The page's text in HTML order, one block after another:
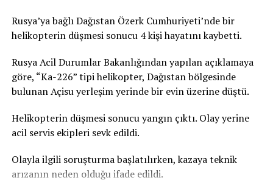
kente yakın çevresindeki cenaze salonlarında da
yoğunluk yaşandığını kaydetti. Fransa’daki acil sağlık
gün aşırı sıcaklardan etkilendiği değerlendirilen 109 kişi
yaşamını yitirmişti. Bu sayının yalnızca ev ve kamusal
alanda hayatını kaybedenleri kapsadığı bildirilmişti.
Türkiye’de de yeni haftada aşırı sıcak hava dalgası etkili
olacak. İstanbul’da hava sıcaklığının yarın 31 dereceye,
basınında yer alan haberlere göre Akdeniz Bölgesi
genelinde gölgede hissedilen sıcaklık 36-39 derece.
Rusya’ya bağlı Dağıstan Özerk Cumhuriyeti’nde bir
helikopterin düşmesi sonucu 4 kişi hayatını kaybetti.
Rusya Acil Durumlar Bakanlığından yapılan açıklamaya
göre, “Ka-226” tipi helikopter, Dağıstan bölgesinde
bulunan Açisu yerleşim yerinde bir evin üzerine düştü.
Helikopterin düşmesi sonucu yangın çıktı. Olay yerine
acil servis ekipleri sevk edildi.
Olayla ilgili soruşturma başlatılırken, kazaya teknik
arızanın neden olduğu ifade edildi.